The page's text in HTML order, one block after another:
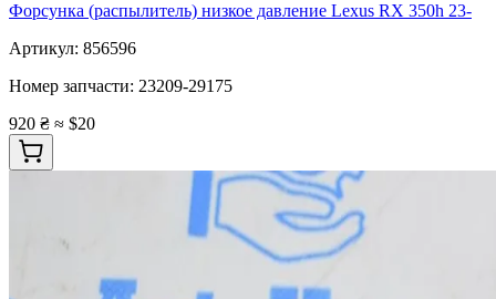
Форсунка (распылитель) низкое давление Lexus RX 350h 23-
Артикул: 856596
Номер запчасти: 23209-29175
920 ₴ ≈ $20